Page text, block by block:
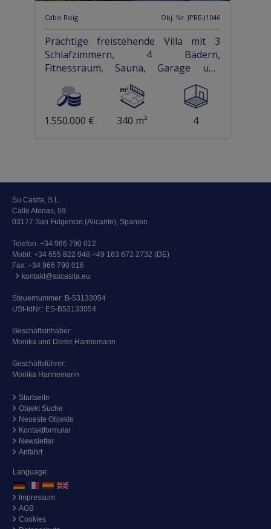
Cabo Roig Obj. Nr. JPRE-J1046
Prächtige freistehende Villa mit 3
Schlafzimmern, 4 Bädern,
Fitnessraum, Sauna, Garage und
Privatpool nur 1 km vom Strand
1.550.000 € 340 m² 4
Su Casita, S.L.
Calle Atenas, 59
03177 San Fulgencio (Alicante), Spanien
Telefon: +34 966 790 012
Mobil: +34 655 822 948 +49 163 672 2732 (DE)
Fax: +34 966 790 016
kontakt@sucasita.eu
Steuernummer: B-53133054
USt-IdNr.: ES-B53133054
Geschäftsinhaber:
Monika und Dieter Hannemann
Geschäftsführer:
Monika Hannemann
Startseite
Objekt Suche
Neueste Objekte
Kontaktformular
Newsletter
Anfahrt
Language:
Impressum
AGB
Cookies